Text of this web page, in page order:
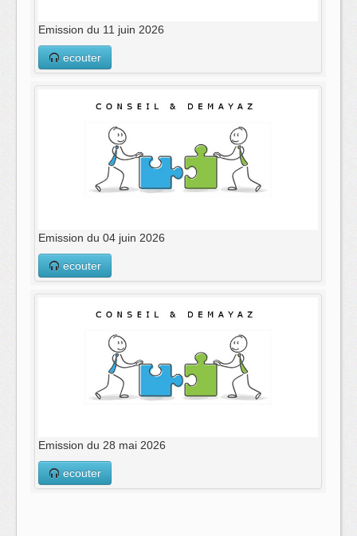
Emission du 11 juin 2026
ecouter
Emission du 04 juin 2026
ecouter
Emission du 28 mai 2026
ecouter